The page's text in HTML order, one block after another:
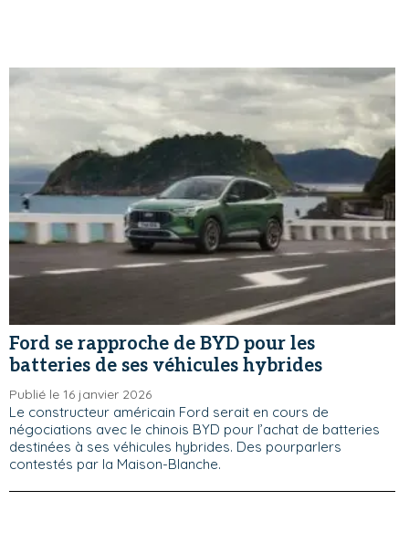
Ford se rapproche de BYD pour les
batteries de ses véhicules hybrides
Publié le 16 janvier 2026
Le constructeur américain Ford serait en cours de
négociations avec le chinois BYD pour l’achat de batteries
destinées à ses véhicules hybrides. Des pourparlers
contestés par la Maison-Blanche.